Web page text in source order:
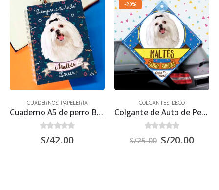
CUADERNOS, PAPELERÍA
Cuaderno A5 de perro Bichón Maltés 21.50 x 15.70 cm
0out of 5
S/42.00
-20%
COLGANTES, DECO
Colgante de Auto de Perro Bichón Maltés 15×15 cm.
out of 5
S/25.00 S/20.00